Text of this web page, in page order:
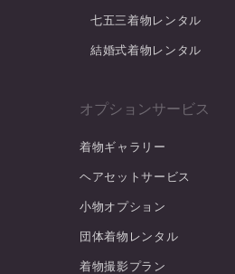
七五三着物レンタル
結婚式着物レンタル
オプションサービス
着物ギャラリー
ヘアセットサービス
小物オプション
団体着物レンタル
着物撮影プラン